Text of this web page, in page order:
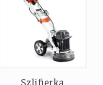
Szlifierka